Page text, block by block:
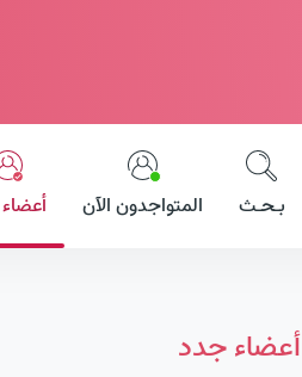
بـحـث المتواجدون الآن
أعضاء جدد